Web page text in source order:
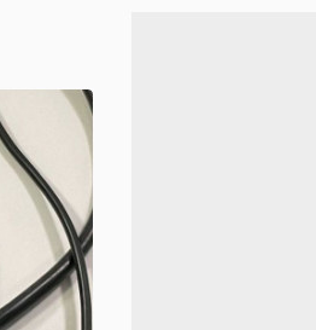
se
Uso e Política de Privacidade do Canaltech.